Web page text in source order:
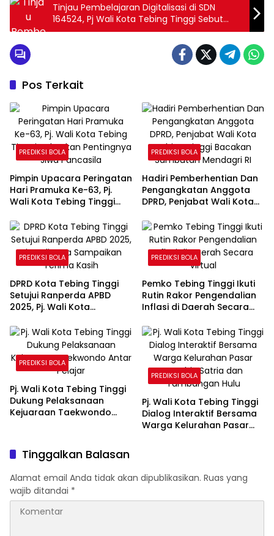
Tinjau Pembelajaran Digitalisasi di SDN
164524, Pj Wali Kota Tebing Tinggi Sebut
Pendidikan Sebagai Fondasi Bagi Kemajuan
Pos Terkait
PREDIKSI BOLA
Pimpin Upacara Peringatan
Hari Pramuka Ke-63, Pj.
Wali Kota Tebing Tinggi
Pancasila
PREDIKSI BOLA
Hadiri Pemberhentian Dan
Pengangkatan Anggota
DPRD, Penjabat Wali Kota
Sambutan Mendagri RI
PREDIKSI BOLA
DPRD Kota Tebing Tinggi
Setujui Ranperda APBD
2025, Pj. Wali Kota
PREDIKSI BOLA
Pemko Tebing Tinggi Ikuti
Rutin Rakor Pengendalian
Inflasi di Daerah Secara
PREDIKSI BOLA
Pj. Wali Kota Tebing Tinggi
Dukung Pelaksanaan
Kejuaraan Taekwondo
PREDIKSI BOLA
Pj. Wali Kota Tebing Tinggi
Dialog Interaktif Bersama
Warga Kelurahan Pasar
Tinggalkan Balasan
Alamat email Anda tidak akan dipublikasikan. Ruas yang
wajib ditandai *